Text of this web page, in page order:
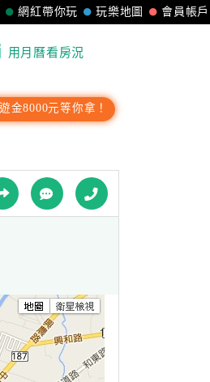
會員帳戶
玩樂地圖
網紅帶你玩
用月曆看房況
金8000元等你拿！